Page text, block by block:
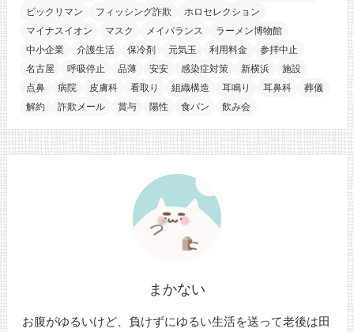
ビックリマン
フィッシング詐欺
ホロセレクション
マイナスイオン
マスク メイバランス
ラーメン博物館
中小企業
介護生活 保冷剤 元気玉 利用料金
参拝中止
名古屋
呼吸停止 品薄 安安 感染症対策 新横浜
施設
点鼻
病院 皮膚科 看取り 組織構造 耳鳴り 耳鼻科
葬儀
解約
詐欺メール 賞与 陽性 食パン 飲み会
まかない
お腹がゆるいけど、負けずにゆるい生活を送って老後は田